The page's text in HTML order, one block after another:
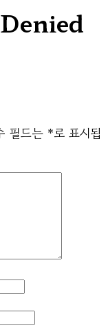
필드는 *로 표시됩